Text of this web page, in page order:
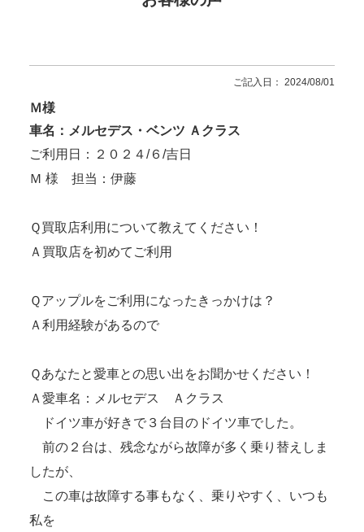
ご記入日： 2024/08/01
Ｍ様
車名：メルセデス・ベンツ Ａクラス
ご利用日：２０２４/６/吉日
Ｍ 様 担当：伊藤
Ｑ買取店利用について教えてください！
Ａ買取店を初めてご利用
Ｑアップルをご利用になったきっかけは？
Ａ利用経験があるので
Ｑあなたと愛車との思い出をお聞かせください！
Ａ愛車名：メルセデス Ａクラス
ドイツ車が好きで３台目のドイツ車でした。
前の２台は、残念ながら故障が多く乗り替えしま
したが、
この車は故障する事もなく、乗りやすく、いつも
私を